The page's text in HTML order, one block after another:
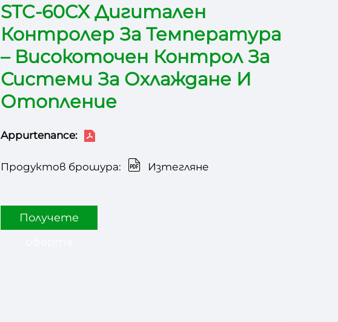
STC-60CX Дигитален
Контролер За Температура
– Високоточен Контрол За
Системи За Охлаждане И
Отопление
Appurtenance:
Продуктов брошура: Изтегляне
Получете